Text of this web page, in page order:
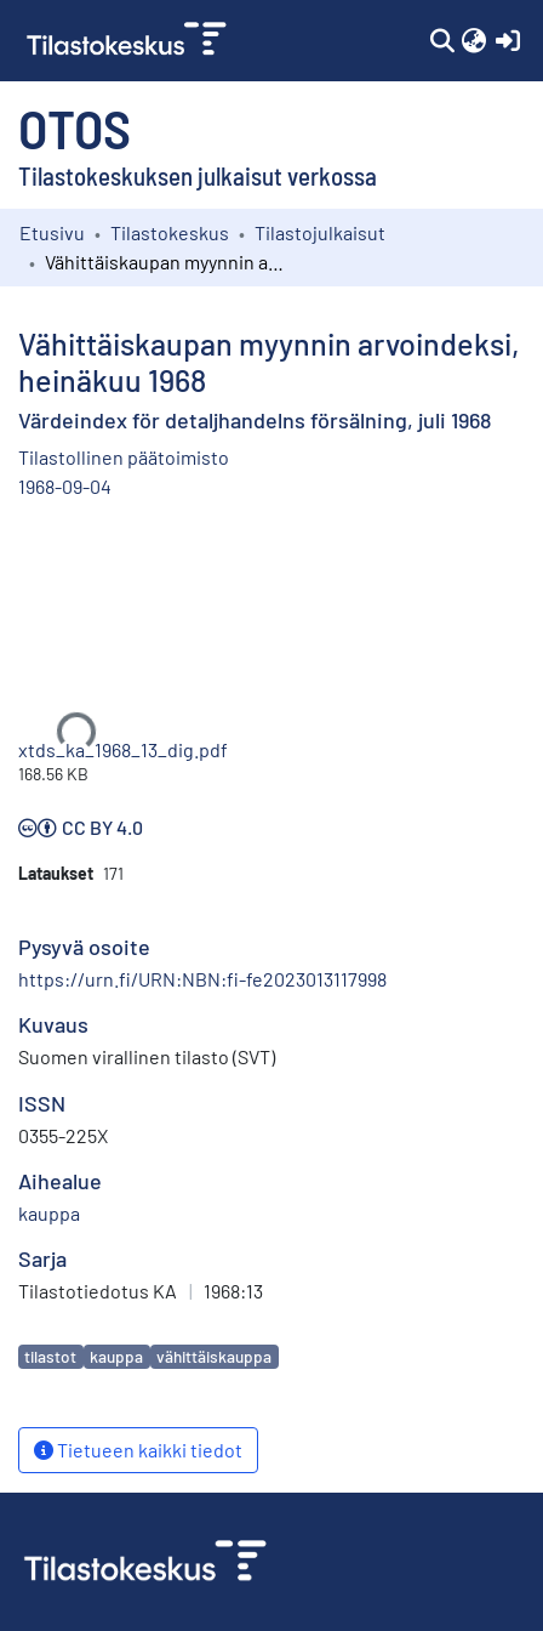
OTOS
Tilastokeskuksen julkaisut verkossa
Kokoelmat
Etusivu Tilastokeskus
Tilastojulkaisut
Vähittäiskaupan myynnin arvoindeksi,
heinäkuu 1968
Värdeindex för detaljhandelns försälning, juli 1968
Tilastollinen päätoimisto
1968-09-04
Ladataan...
xtds_ka_1968_13_dig.pdf
168.56 KB
CC BY 4.0
Lataukset 171
Pysyvä osoite
https://urn.fi/URN:NBN:fi-fe2023013117998
Kuvaus
Suomen virallinen tilasto (SVT)
ISSN
0355-225X
Aihealue
kauppa
Sarja
Tilastotiedotus KA | 1968:13
Avainsanat
tilastot kauppa vähittäiskauppa
Tietueen kaikki tiedot